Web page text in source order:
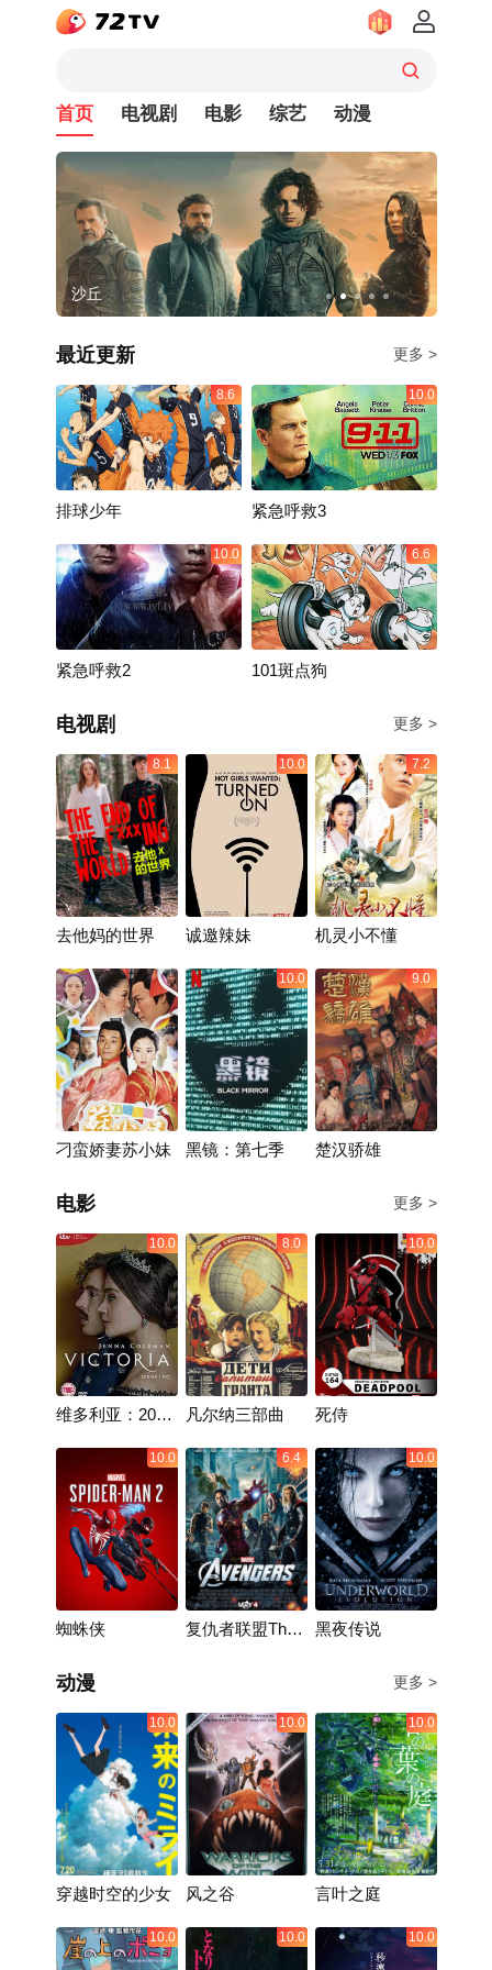
首页 电视剧 电影 综艺 动漫
沙丘
最近更新 更多 >
8.6
排球少年
10.0
紧急呼救3
10.0
紧急呼救2
6.6
101斑点狗
电视剧 更多 >
8.1
去他妈的世界
10.0
诚邀辣妹
7.2
机灵小不懂
刁蛮娇妻苏小妹
10.0
黑镜：第七季
9.0
楚汉骄雄
电影 更多 >
10.0
维多利亚：2017
8.0
凡尔纳三部曲
10.0
死侍
10.0
蜘蛛侠
6.4
复仇者联盟The
10.0
黑夜传说
动漫 更多 >
10.0
穿越时空的少女
10.0
风之谷
10.0
言叶之庭
10.0 10.0 10.0